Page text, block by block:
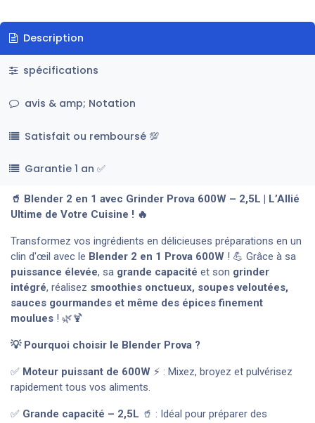
Description
spécifications
avis & amp; Notation
Satisfait ou remboursé 💯
Garantie 1 an ✅
🥤 Blender 2 en 1 avec Grinder Prova 600W – 2,5L | L’Allié
Ultime de Votre Cuisine ! 🔥
Transformez vos ingrédients en délicieuses préparations en un
clin d'œil avec le Blender 2 en 1 Prova 600W ! 💪 Grâce à sa
puissance élevée, sa grande capacité et son grinder
intégré, réalisez smoothies onctueux, soupes veloutées,
sauces gourmandes et même des épices finement
moulues ! 🌿🍹
💡 Pourquoi choisir le Blender Prova ?
✅ Moteur puissant de 600W ⚡ : Mixez, broyez et pulvérisez
rapidement tous vos aliments.
✅ Grande capacité – 2,5L 🥤 : Idéal pour préparer des